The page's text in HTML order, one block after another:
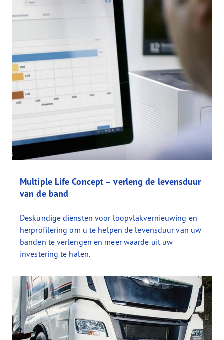
Multiple Life Concept – verleng de levensduur
van de band
Deskundige diensten voor loopvlakvernieuwing en
herprofilering om u te helpen de levensduur van uw
banden te verlengen en meer waarde uit uw
investering te halen.